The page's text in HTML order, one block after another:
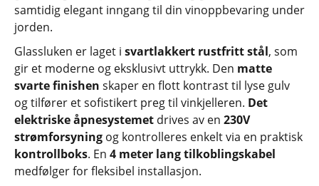
samtidig elegant inngang til din vinoppbevaring under
jorden.
Glassluken er laget i svartlakkert rustfritt stål, som
gir et moderne og eksklusivt uttrykk. Den matte
svarte finishen skaper en flott kontrast til lyse gulv
og tilfører et sofistikert preg til vinkjelleren. Det
elektriske åpnesystemet drives av en 230V
strømforsyning og kontrolleres enkelt via en praktisk
kontrollboks. En 4 meter lang tilkoblingskabel
medfølger for fleksibel installasjon.